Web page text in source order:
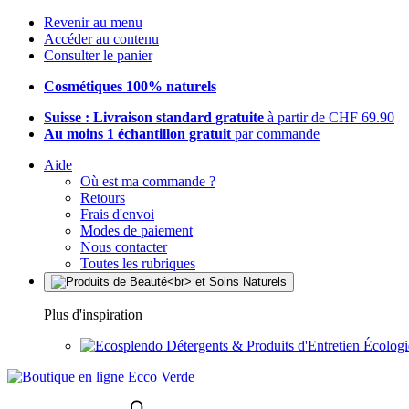
Revenir au menu
Accéder au contenu
Consulter le panier
Cosmétiques 100% naturels
Suisse : Livraison standard gratuite à partir de CHF 69.90
Au moins 1 échantillon gratuit par commande
Aide
Où est ma commande ?
Retours
Frais d'envoi
Modes de paiement
Nous contacter
Toutes les rubriques
Plus d'inspiration
Détergents & Produits d'Entretien